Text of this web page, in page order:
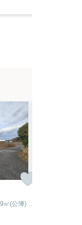
す■上下水道を使用の場
平屋の建築やガレージ
㎡(公簿)